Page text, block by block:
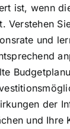
ist, wenn
Verstehen
und
der
und Ihre